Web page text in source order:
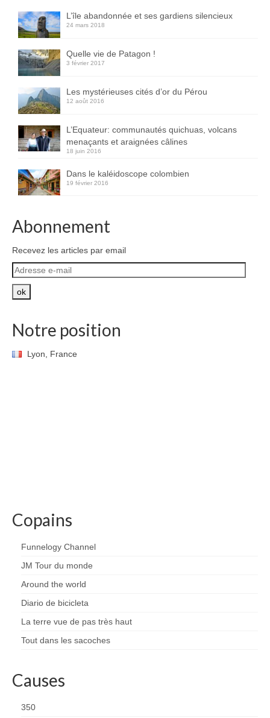
L’île abandonnée et ses gardiens silencieux
24 mars 2018
Quelle vie de Patagon !
3 février 2017
Les mystérieuses cités d’or du Pérou
12 août 2016
L’Equateur: communautés quichuas, volcans
menaçants et araignées câlines
18 juin 2016
Dans le kaléidoscope colombien
19 février 2016
Abonnement
Recevez les articles par email
Adresse
e-
mail
ok
Notre position
Lyon, France
Copains
Funnelogy Channel
JM Tour du monde
Around the world
Diario de bicicleta
La terre vue de pas très haut
Tout dans les sacoches
Causes
350